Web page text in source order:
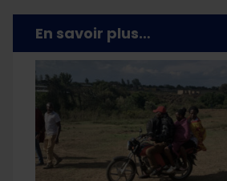
En savoir plus…